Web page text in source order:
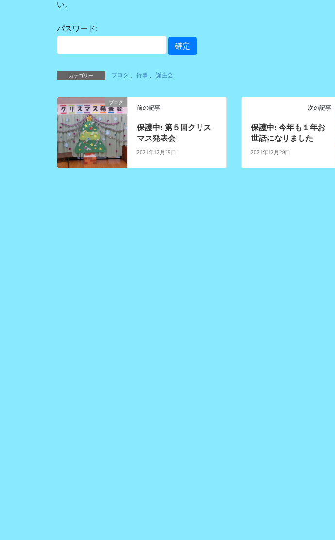
い。
パスワード:
カテゴリー ブログ 行事 誕生会
ブログ
前の記事
保護中: 第５回クリス
マス発表会
2021年12月29日
次の記事
保護中: 今年も１年お
世話になりました
2021年12月29日